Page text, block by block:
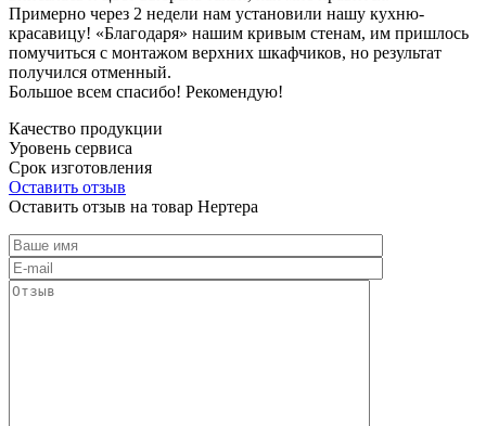
Примерно через 2 недели нам установили нашу кухню-
красавицу! «Благодаря» нашим кривым стенам, им пришлось
помучиться с монтажом верхних шкафчиков, но результат
получился отменный.
Большое всем спасибо! Рекомендую!
Качество продукции
Уровень сервиса
Срок изготовления
Оставить отзыв
Оставить отзыв на товар Нертера